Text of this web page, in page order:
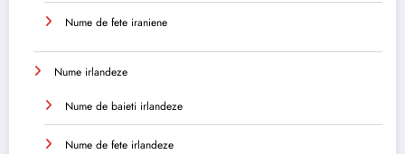
Nume de fete iraniene
Nume irlandeze
Nume de baieti irlandeze
Nume de fete irlandeze